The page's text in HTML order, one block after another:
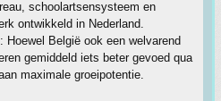
schoolartsensysteem en
ontwikkeld in Nederland.
België ook een welvarend
gemiddeld iets beter gevoed qua
maximale groeipotentie.